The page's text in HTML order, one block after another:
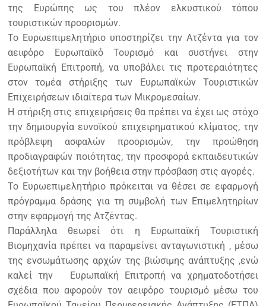
της Ευρώπης ως του πλέον ελκυστικού τόπου
τουριστικών προορισμών.
Το Ευρωεπιμελητήριο υποστηρίζει την Ατζέντα για τον
αειφόρο Ευρωπαϊκό Τουρισμό και συστήνει στην
Ευρωπαϊκή Επιτροπή, να υποβάλει τις προτεραιότητες
στον τομέα στήριξης των Ευρωπαϊκών Τουριστικών
Επιχειρήσεων ιδιαίτερα των Μικρομεσαίων.
Η στήριξη στις επιχειρήσεις θα πρέπει να έχει ως στόχο
την δημιουργία ευνοϊκού επιχειρηματικού κλίματος, την
πρόβλεψη ασφαλών προορισμών, την προώθηση
προδιαγραφών ποιότητας, την προσφορά εκπαιδευτικών
δεξιοτήτων και την βοήθεια στην πρόσβαση στις αγορές.
Το Ευρωεπιμελητήριο πρόκειται να θέσει σε εφαρμογή
πρόγραμμα δράσης για τη συμβολή των Επιμελητηρίων
στην εφαρμογή της Ατζέντας.
Παράλληλα θεωρεί ότι η Ευρωπαϊκή Τουριστική
Βιομηχανία πρέπει να παραμείνει ανταγωνιστική , μέσω
της ενσωμάτωσης αρχών της βιώσιμης ανάπτυξης ,ενώ
καλεί την Ευρωπαϊκή Επιτροπή να χρηματοδοτήσει
σχέδια που αφορούν τον αειφόρο τουρισμό μέσω του